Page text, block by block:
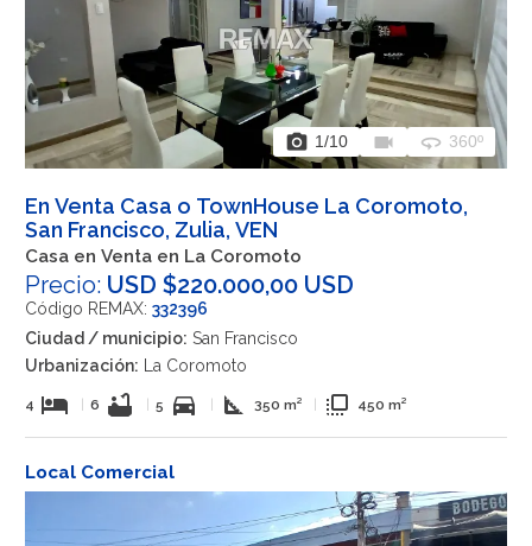
photo_camera 1/10 videocam 360 360º
En Venta Casa o TownHouse La Coromoto,
San Francisco, Zulia, VEN
Casa en Venta en La Coromoto
Precio: USD $220.000,00 USD
Código REMAX: 332396
Ciudad / municipio: San Francisco
Urbanización: La Coromoto
4 hotel 6 bathtub 5 directions_car square_foot 350 m² flip_to_front 450 m²
Local Comercial